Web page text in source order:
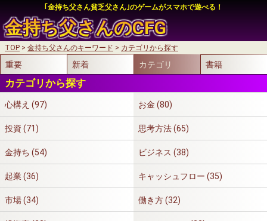
｢金持ち父さん貧乏父さん｣のゲームがスマホで遊べる！
金持ち父さんのCFG
TOP 金持ち父さんのキーワード カテゴリから探す
重要 新着 カテゴリ 書籍
カテゴリから探す
心構え (97) お金 (80)
投資 (71) 思考方法 (65)
金持ち (54) ビジネス (38)
起業 (36) キャッシュフロー (35)
市場 (34) 働き方 (32)
My SoftBankログイン
auかんたん決済